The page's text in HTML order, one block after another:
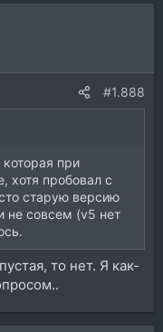
#1.888
при
хотя пробовал с
старую версию
не совсем (v5 нет
то нет. Я как-